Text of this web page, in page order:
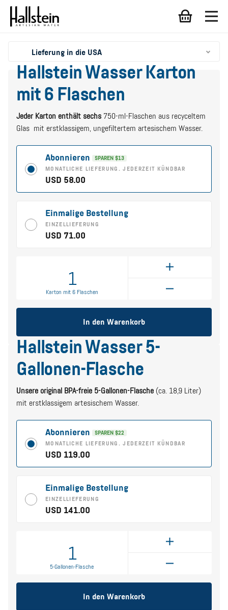
Lieferung in die USA
Hallstein Wasser Karton
mit 6 Flaschen
Jeder Karton enthält sechs 750-ml-Flaschen aus recyceltem
Glas mit erstklassigem, ungefiltertem artesischem Wasser.
1
Karton mit 6 Flaschen
Abonnieren
SPAREN $13
MONATLICHE LIEFERUNG. JEDERZEIT KÜNDBAR
USD 58.00
Einmalige Bestellung
EINZELLIEFERUNG
USD 71.00
In den Warenkorb
Hallstein Wasser 5-
Gallonen-Flasche
Unsere original BPA-freie 5-Gallonen-Flasche (ca. 18,9 Liter)
mit erstklassigem artesischem Wasser.
1
5-Gallonen-Flasche
Abonnieren
SPAREN $22
MONATLICHE LIEFERUNG. JEDERZEIT KÜNDBAR
USD 119.00
Einmalige Bestellung
EINZELLIEFERUNG
USD 141.00
In den Warenkorb